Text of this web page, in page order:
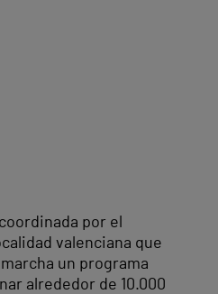
por el
valenciana que
un programa
alrededor de 10.000